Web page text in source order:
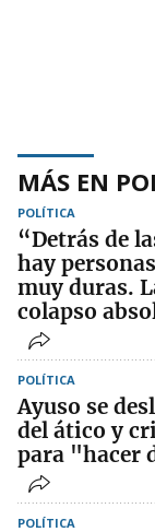
MÁS EN
POLÍTICA
“Detrás de
hay
muy duras.
colapso
POLÍTICA
Ayuso se
del ático y
para "hacer
POLÍTICA